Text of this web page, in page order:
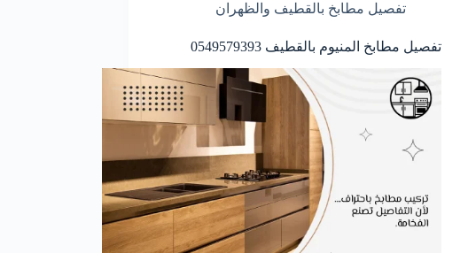
تفصيل مطابخ بالقطيف والظهران
تفصیل مطابخ المنیوم بالقطیف 0549579393